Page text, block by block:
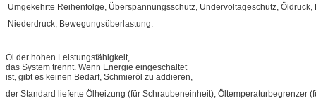
Umgekehrte Reihenfolge, Überspannungsschutz, Undervoltageschutz, Öldruck,
Niederdruck, Bewegungsüberlastung.
Öl der hohen Leistungsfähigkeit,
das System trennt. Wenn Energie eingeschaltet
ist, gibt es keinen Bedarf, Schmieröl zu addieren,
der Standard lieferte Ölheizung (für Schraubeneinheit), Öltemperaturbegrenzer